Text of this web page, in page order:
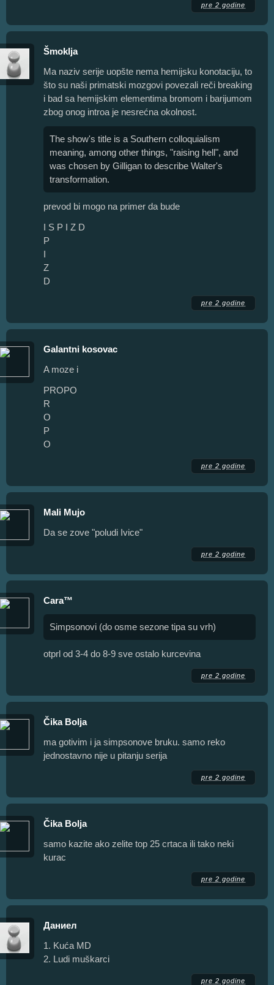
pre 2 godine
Šmoklja
Ma naziv serije uopšte nema hemijsku konotaciju, to
što su naši primatski mozgovi povezali reči breaking
i bad sa hemijskim elementima bromom i barijumom
zbog onog introa je nesrećna okolnost.
The show's title is a Southern colloquialism
meaning, among other things, "raising hell", and
was chosen by Gilligan to describe Walter's
transformation.
prevod bi mogo na primer da bude
I S P I Z D
P
I
Z
D
pre 2 godine
Galantni kosovac
A moze i
PROPO
R
O
P
O
pre 2 godine
Mali Mujo
Da se zove "poludi Ivice"
pre 2 godine
Cara™
Simpsonovi (do osme sezone tipa su vrh)
otprl od 3-4 do 8-9 sve ostalo kurcevina
pre 2 godine
Čika Bolja
ma gotivim i ja simpsonove bruku. samo reko
jednostavno nije u pitanju serija
pre 2 godine
Čika Bolja
samo kazite ako zelite top 25 crtaca ili tako neki
kurac
pre 2 godine
Даниел
1. Kuća MD
2. Ludi muškarci
pre 2 godine